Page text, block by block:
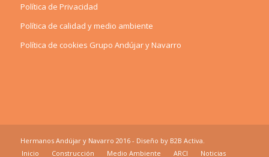
Política de Privacidad
Política de calidad y medio ambiente
Política de cookies Grupo Andújar y Navarro
Hermanos Andújar y Navarro 2016 - Diseño by B2B Activa
Inicio
Construcción Medio Ambiente ARCI Noticias